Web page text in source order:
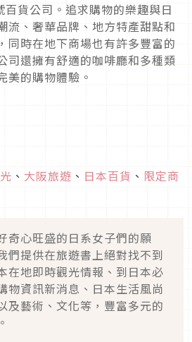
貨公司。追求購物的樂趣與日
流、奢華品牌、地方特產甜點和
同時在地下商場也有許多豐富的
司還擁有舒適的咖啡廳和多種類
美的購物體驗。
、 大阪旅遊 、 日本百貨 、 限定商
奇心旺盛的日系女子們的願
們提供在旅遊書上絕對找不到
在地即時觀光情報、到日本必
物資訊新消息、日本生活風尚
及藝術、文化等，豐富多元的